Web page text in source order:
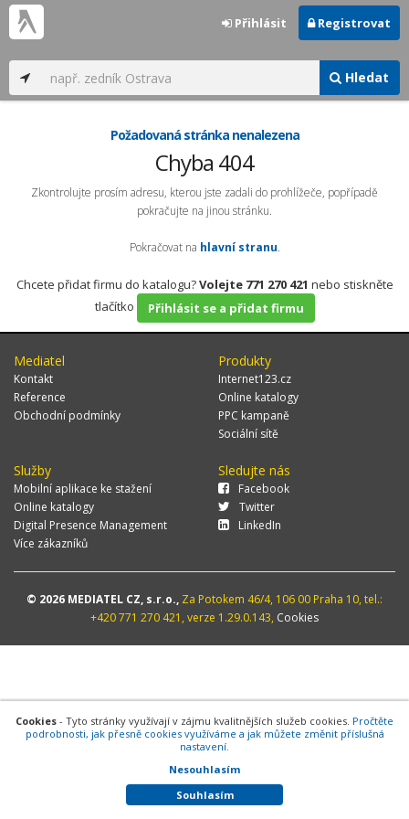
Hledat
Přihlásit Registrovat
Požadovaná stránka nenalezena
Chyba 404
Zkontrolujte prosím adresu, kterou jste zadali do prohlížeče, popřípadě
pokračujte na jinou stránku.
Pokračovat na hlavní stranu.
Chcete přidat firmu do katalogu?Volejte 771 270 421 nebo stiskněte
tlačítko
Přihlásit se a přidat firmu
Mediatel
Kontakt
Reference
Obchodní podmínky
Produkty
Internet123.cz
Online katalogy
PPC kampaně
Sociální sítě
Služby
Mobilní aplikace ke stažení
Online katalogy
Digital Presence Management
Více zákazníků
Sledujte nás
Facebook
Twitter
LinkedIn
© 2026 MEDIATEL CZ, s.r.o., Za Potokem 46/4, 106 00 Praha 10, tel.:
+420 771 270 421, verze 1.29.0.143, Cookies
Cookies - Tyto stránky využívají v zájmu kvalitnějších služeb cookies. Pročtěte
podrobnosti, jak přesně cookies využíváme a jak můžete změnit příslušná
nastavení.
Nesouhlasím
Souhlasím